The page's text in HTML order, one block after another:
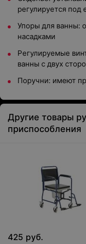
регулируется под
Упоры для ванны:
насадками
Регулируемые
ванны с двух
Поручни: имеют
Другие товары
приспособления
425 руб.